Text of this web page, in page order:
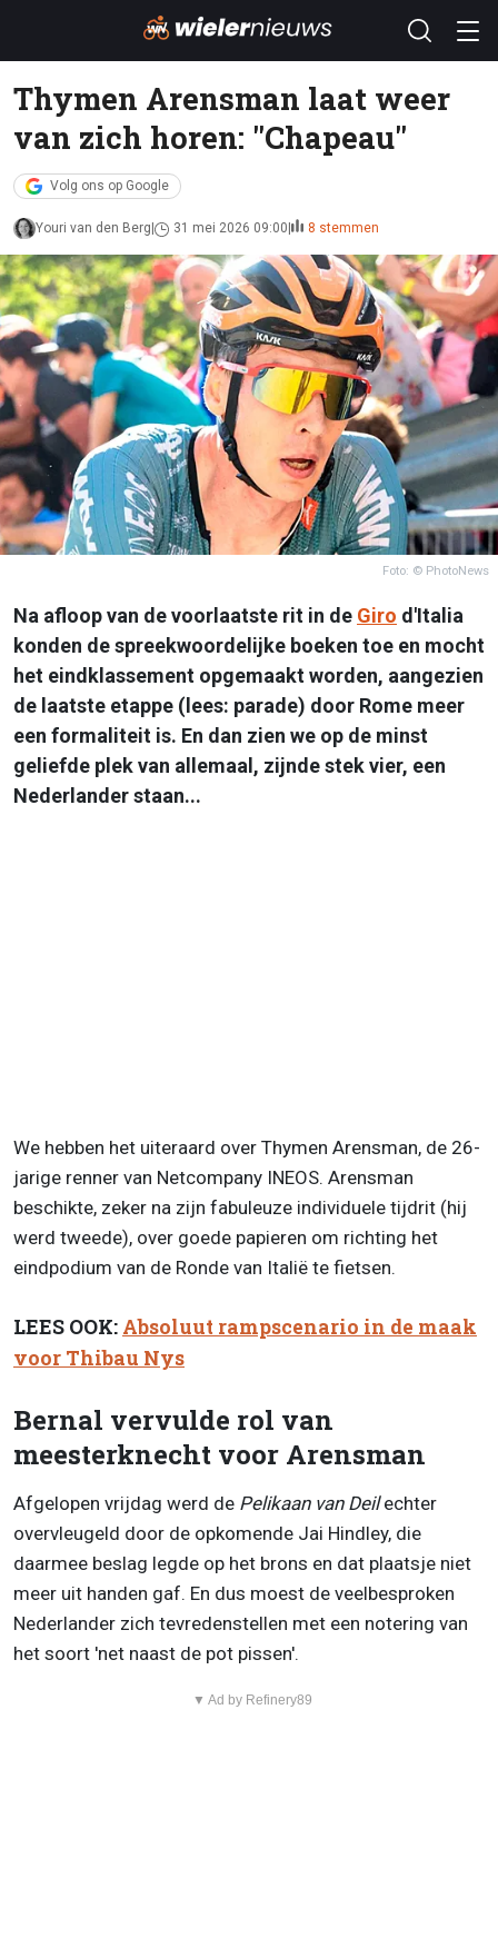
Thymen Arensman laat weer
van zich horen: ''Chapeau''
Volg ons op Google
Youri van den Berg 31 mei 2026 09:00 8 stemmen
Foto: © PhotoNews
Na afloop van de voorlaatste rit in de Giro d'Italia
konden de spreekwoordelijke boeken toe en mocht
het eindklassement opgemaakt worden, aangezien
de laatste etappe (lees: parade) door Rome meer
een formaliteit is. En dan zien we op de minst
geliefde plek van allemaal, zijnde stek vier, een
Nederlander staan...
We hebben het uiteraard over Thymen Arensman, de 26-
jarige renner van Netcompany INEOS. Arensman
beschikte, zeker na zijn fabuleuze individuele tijdrit (hij
werd tweede), over goede papieren om richting het
eindpodium van de Ronde van Italië te fietsen.
LEES OOK: Absoluut rampscenario in de maak
voor Thibau Nys
Bernal vervulde rol van
meesterknecht voor Arensman
Afgelopen vrijdag werd de Pelikaan van Deilechter
overvleugeld door de opkomende Jai Hindley, die
daarmee beslag legde op het brons en dat plaatsje niet
meer uit handen gaf. En dus moest de veelbesproken
Nederlander zich tevredenstellen met een notering van
het soort 'net naast de pot pissen'.
▼ Ad by Refinery89